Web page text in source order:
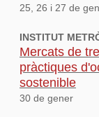
25, 26 i 27 de
INSTITUT
Mercats de
pràctiques
sostenible
30 de gener